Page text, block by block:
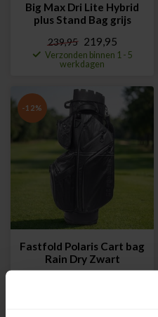
Big Max Dri Lite Hybrid
plus Stand Bag grijs
239,95 219,95
Verzonden binnen 1 - 5
werkdagen
-12%
Fastfold Polaris Cart bag
Rain Dry Zwart